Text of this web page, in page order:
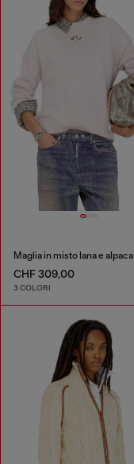
Maglia in misto lana e alpaca
CHF 309,00
3 COLORI